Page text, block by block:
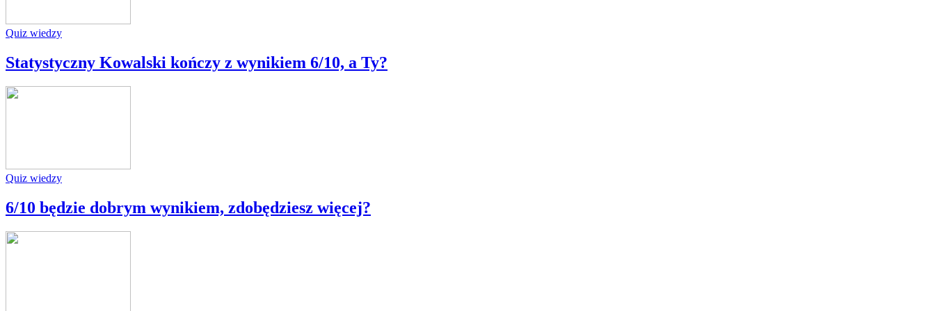
Quiz wiedzy
Statystyczny Kowalski kończy z wynikiem 6/10, a Ty?
Quiz wiedzy
6/10 będzie dobrym wynikiem, zdobędziesz więcej?